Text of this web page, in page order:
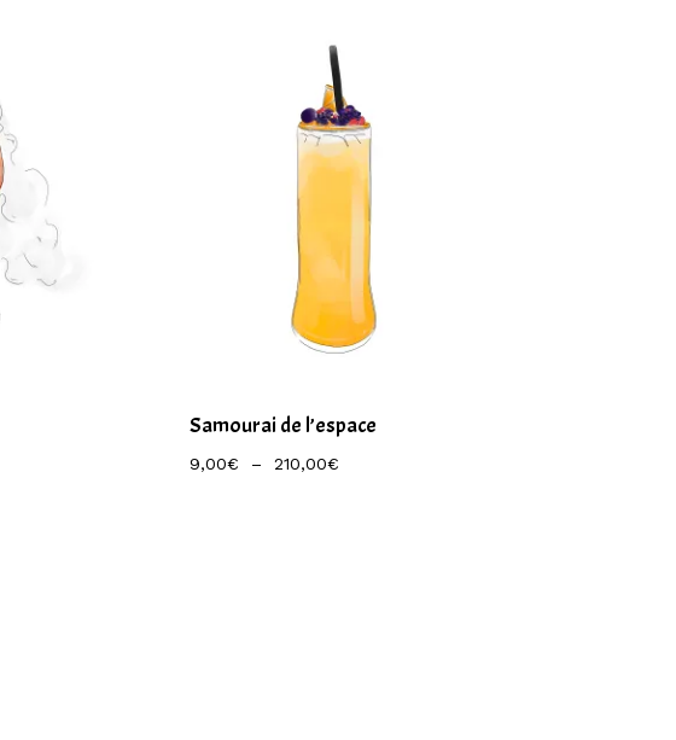
220,00€
Samourai de l’espace
9,00€ – 210,00€Plage